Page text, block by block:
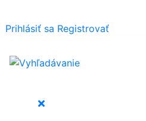
Prihlásiť sa Registrovať